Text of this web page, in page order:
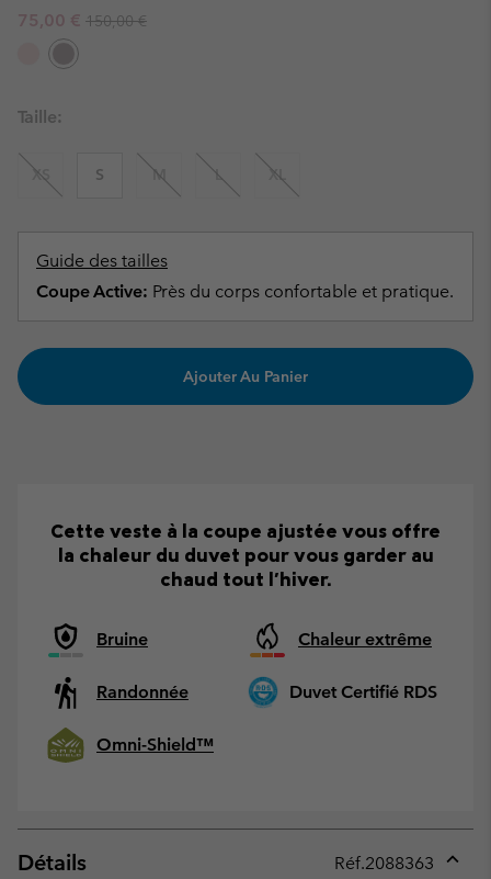
Sale price:
75,00 € Regular price:
150,00 €
Taille:
XS S M L XL
Guide des tailles
Coupe Active: Près du corps confortable et pratique.
Ajouter Au Panier
Cette veste à la coupe ajustée vous offre
la chaleur du duvet pour vous garder au
chaud tout l'hiver.
Bruine Chaleur extrême
Randonnée Duvet Certifié RDS
Omni-Shield™
Détails Réf.2088363